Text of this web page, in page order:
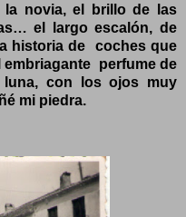
novia, el brillo de las
el largo escalón, de
historia de
coches que
embriagante perfume de
luna, con los ojos muy
mi piedra.